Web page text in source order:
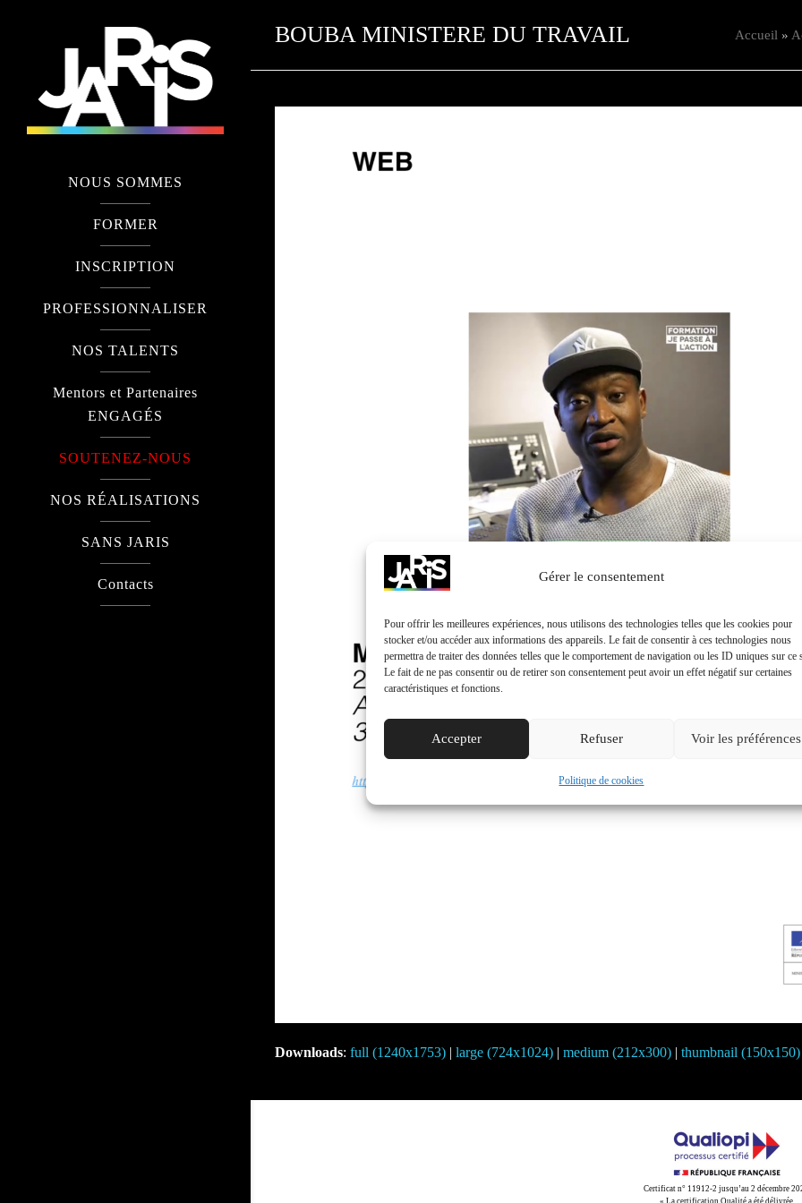
Gérer le consentement
Pour offrir les meilleures expériences, nous utilisons des technologies telles que les cookies pour
stocker et/ou accéder aux informations des appareils. Le fait de consentir à ces technologies nous
permettra de traiter des données telles que le comportement de navigation ou les ID uniques sur ce
Le fait de ne pas consentir ou de retirer son consentement peut avoir un effet négatif sur certaines
caractéristiques et fonctions.
Accepter Refuser Voir les préférences
Politique de cookies
NOUS SOMMES
FORMER
INSCRIPTION
PROFESSIONNALISER
NOS TALENTS
Mentors et Partenaires
ENGAGÉS
SOUTENEZ-NOUS
NOS RÉALISATIONS
SANS JARIS
Contacts
BOUBA MINISTERE DU TRAVAIL Accueil »
Downloads: full (1240x1753)| large (724x1024)| medium (212x300)| thumbnail (150x150)
Certificat n° 11912-2 jusqu’au 2 décembre
« La certification Qualité a été délivrée